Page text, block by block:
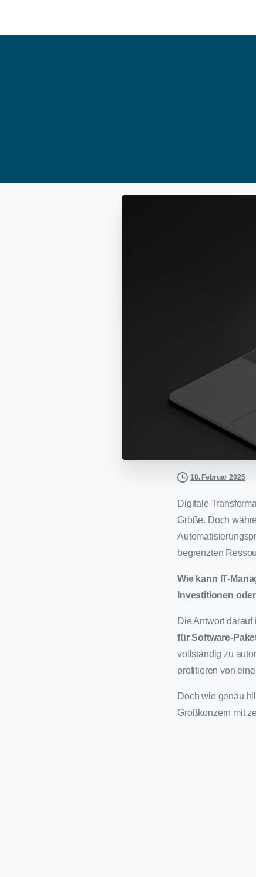
18. Februar 2025
Digitale
Größe. Doch
begrenzten
Wie kann IT-
Investitionen
Die Antwort
für Software-
vollständig zu
profitieren von
Doch wie genau
Großkonzern mit